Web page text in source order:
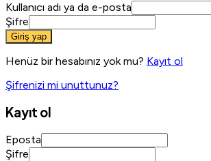
Kullanıcı adı ya da e-posta
Şifre
Giriş yap
Henüz bir hesabınız yok mu? Kayıt ol
Şifrenizi mi unuttunuz?
Kayıt ol
Eposta
Şifre